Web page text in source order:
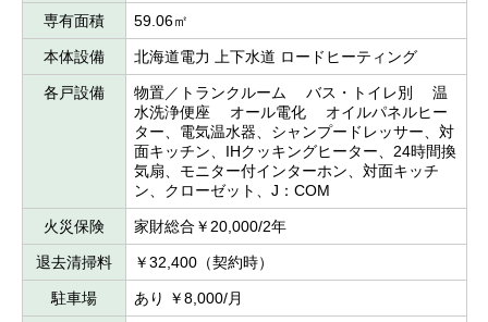
専有面積 59.06㎡
本体設備 北海道電力 上下水道 ロードヒーティング
各戸設備
物置／トランクルーム バス・トイレ別 温
水洗浄便座 オール電化 オイルパネルヒー
ター、電気温水器、シャンプードレッサー、対
面キッチン、IHクッキングヒーター、24時間換
気扇、モニター付インターホン、対面キッチ
ン、クローゼット、J：COM
火災保険 家財総合￥20,000/2年
退去清掃料 ￥32,400（契約時）
駐車場 あり ￥8,000/月